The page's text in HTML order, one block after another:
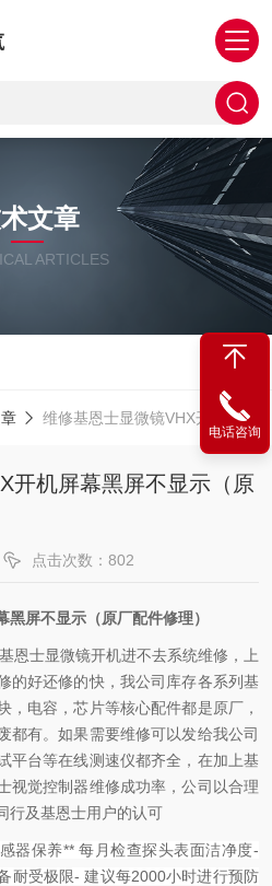
文章
ARTICLES
维修基恩士显微镜VHX开机屏幕黑屏不显示（原厂配件修理）
开机屏幕黑屏不显示（原
点击次数：802
屏不显示（原厂配件修理）
恩士显微镜开机进不去系统维修，上
的好还修的快，我公司库存各系列基
，电容，芯片等核心配件都是原厂，
都有。如果需要维修可以发给我公司
平台等在线测速仪都齐全，在加上基
视觉控制器维修成功率，公司以合理
行及基恩士用户的认可
器保养**每月检查探头表面洁净度-
耐受极限- 建议每2000小时进行预防
电话咨询